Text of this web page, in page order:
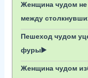
Женщина чудом не
между
Пешеход чудом
фуры▶️
Женщина чудом